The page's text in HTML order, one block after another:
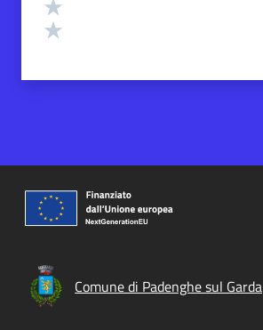
Comune di Padenghe sul Garda